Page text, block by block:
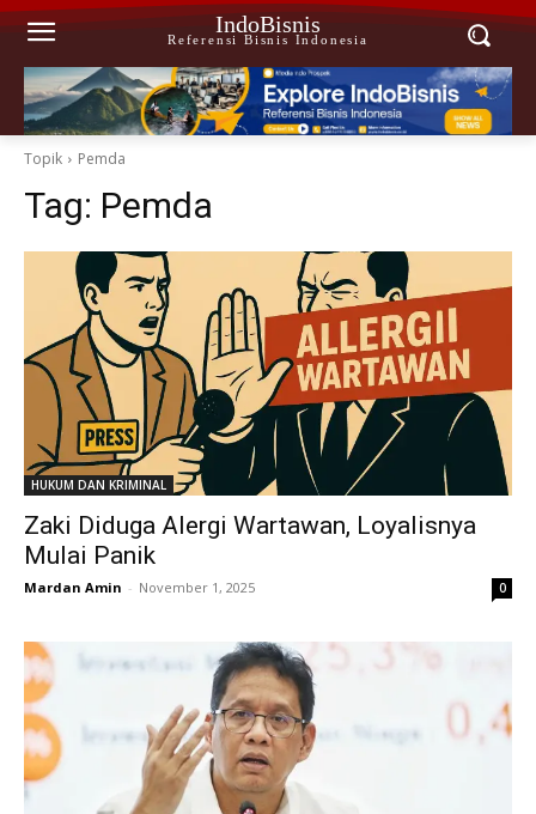
IndoBisnis
Referensi Bisnis Indonesia
Topik Pemda
Tag: Pemda
HUKUM DAN KRIMINAL
Zaki Diduga Alergi Wartawan, Loyalisnya
Mulai Panik
Mardan Amin - November 1, 2025 0